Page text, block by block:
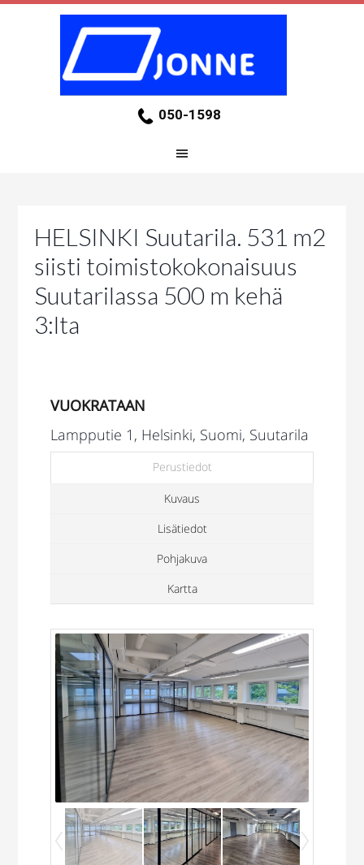
050-1598
HELSINKI Suutarila. 531 m2
siisti toimistokokonaisuus
Suutarilassa 500 m kehä
3:lta
VUOKRATAAN
Lampputie 1, Helsinki, Suomi, Suutarila
Perustiedot
Kuvaus
Lisätiedot
Pohjakuva
Kartta